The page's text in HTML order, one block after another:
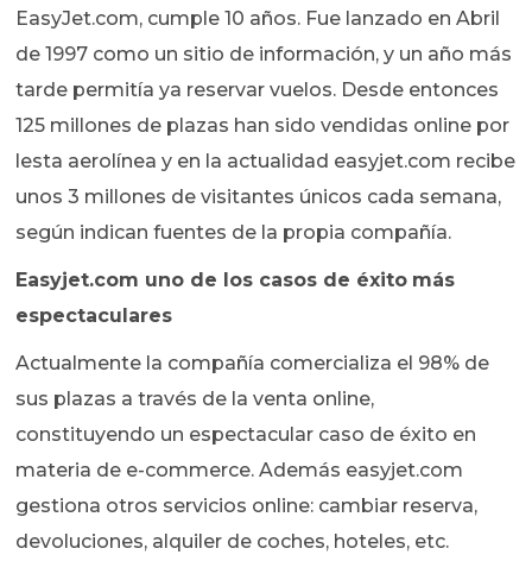
EasyJet.com, cumple 10 años. Fue lanzado en Abril
de 1997 como un sitio de información, y un año más
tarde permitía ya reservar vuelos. Desde entonces
125 millones de plazas han sido vendidas online por
lesta aerolínea y en la actualidad easyjet.com recibe
unos 3 millones de visitantes únicos cada semana,
según indican fuentes de la propia compañía.
Easyjet.com uno de los casos de éxito más
espectaculares
Actualmente la compañía comercializa el 98% de
sus plazas a través de la venta online,
constituyendo un espectacular caso de éxito en
materia de e-commerce. Además easyjet.com
gestiona otros servicios online: cambiar reserva,
devoluciones, alquiler de coches, hoteles, etc.